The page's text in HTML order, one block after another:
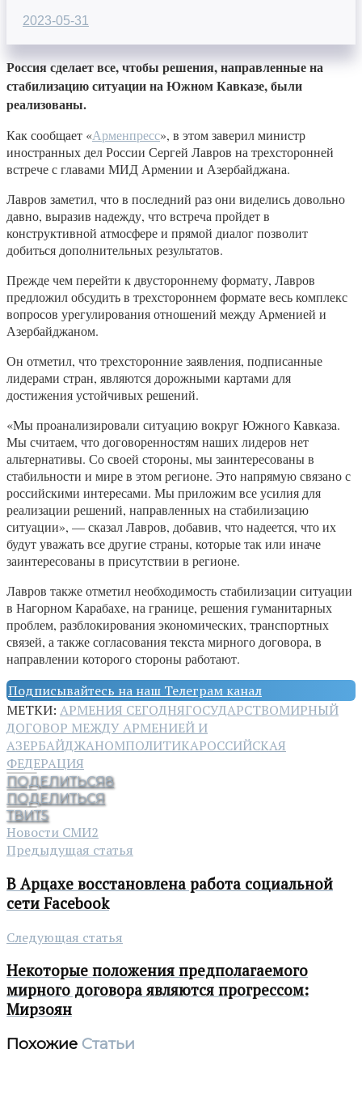
2023-05-31
Россия сделает все, чтобы решения, направленные на
стабилизацию ситуации на Южном Кавказе, были
реализованы.
Как сообщает «Арменпресс», в этом заверил министр
иностранных дел России Сергей Лавров на трехсторонней
встрече с главами МИД Армении и Азербайджана.
Лавров заметил, что в последний раз они виделись довольно
давно, выразив надежду, что встреча пройдет в
конструктивной атмосфере и прямой диалог позволит
добиться дополнительных результатов.
Прежде чем перейти к двустороннему формату, Лавров
предложил обсудить в трехстороннем формате весь комплекс
вопросов урегулирования отношений между Арменией и
Азербайджаном.
Он отметил, что трехсторонние заявления, подписанные
лидерами стран, являются дорожными картами для
достижения устойчивых решений.
«Мы проанализировали ситуацию вокруг Южного Кавказа.
Мы считаем, что договоренностям наших лидеров нет
альтернативы. Со своей стороны, мы заинтересованы в
стабильности и мире в этом регионе. Это напрямую связано с
российскими интересами. Мы приложим все усилия для
реализации решений, направленных на стабилизацию
ситуации», — сказал Лавров, добавив, что надеется, что их
будут уважать все другие страны, которые так или иначе
заинтересованы в присутствии в регионе.
Лавров также отметил необходимость стабилизации ситуации
в Нагорном Карабахе, на границе, решения гуманитарных
проблем, разблокирования экономических, транспортных
связей, а также согласования текста мирного договора, в
направлении которого стороны работают.
Подписывайтесь на наш Телеграм канал
МЕТКИ: АРМЕНИЯ СЕГОДНЯГОСУДАРСТВОМИРНЫЙ
ДОГОВОР МЕЖДУ АРМЕНИЕЙ И
АЗЕРБАЙДЖАНОМПОЛИТИКАРОССИЙСКАЯ
ФЕДЕРАЦИЯ
ПОДЕЛИТЬСЯ8
ПОДЕЛИТЬСЯ
ТВИТ5
Новости СМИ2
Предыдущая статья
В Арцахе восстановлена работа социальной
сети Facebook
Следующая статья
Некоторые положения предполагаемого
мирного договора являются прогрессом:
Мирзоян
Похожие Статьи